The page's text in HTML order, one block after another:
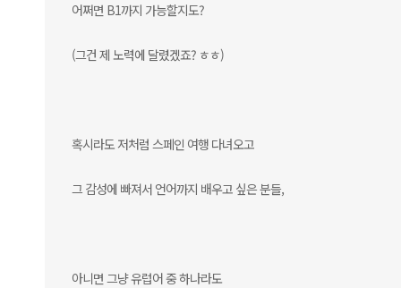
어쩌면 B1까지 가능할지도?
(그건 제 노력에 달렸겠죠? ㅎㅎ)
혹시라도 저처럼 스페인 여행 다녀오고
그 감성에 빠져서 언어까지 배우고 싶은 분들,
아니면 그냥 유럽어 중 하나라도